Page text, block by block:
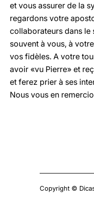
et vous assurer de la
regardons votre
collaborateurs dans le
souvent à vous, à
vos fidèles. A votre
avoir «vu Pierre» et
et ferez prier à ses
Nous vous en
Copyright ©